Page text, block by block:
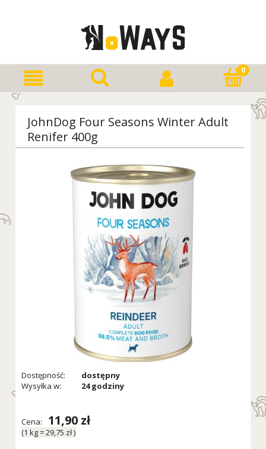
JohnDog Four Seasons Winter Adult
Renifer 400g
Dostępność:
dostępny
Wysyłka w:
24 godziny
Cena: 11,90 zł
(1 kg=29,75 zł)